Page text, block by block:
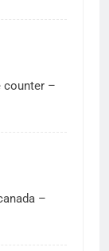
counter –
–